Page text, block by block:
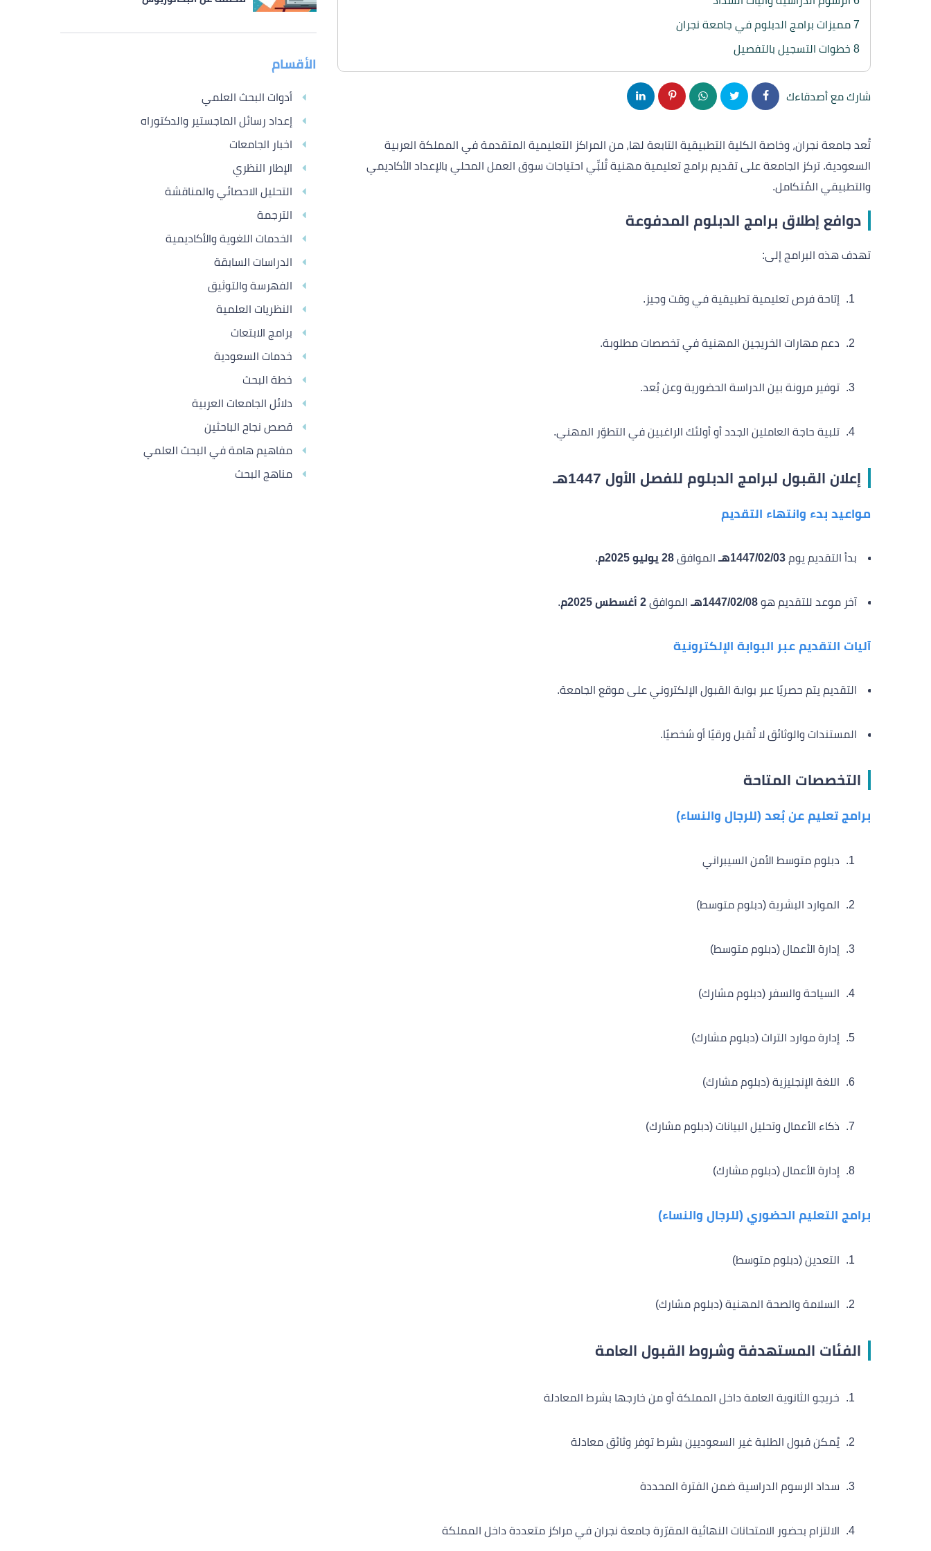
7 مميزات برامج الدبلوم في جامعة نجران
8 خطوات التسجيل بالتفصيل
شارك مع أصدقاءك
تُعد جامعة نجران، وخاصة الكلية التطبيقية التابعة لها، من المراكز التعليمية المتقدمة في المملكة العربية
السعودية. تركز الجامعة على تقديم برامج تعليمية مهنية تُلبِّي احتياجات سوق العمل المحلي بالإعداد الأكاديمي
والتطبيقي المُتكامل.
دوافع إطلاق برامج الدبلوم المدفوعة
تهدف هذه البرامج إلى:
إتاحة فرص تعليمية تطبيقية في وقت وجيز.
دعم مهارات الخريجين المهنية في تخصصات مطلوبة.
توفير مرونة بين الدراسة الحضورية وعن بُعد.
تلبية حاجة العاملين الجدد أو أولئك الراغبين في التطوّر المهني.
إعلان القبول لبرامج الدبلوم للفصل الأول 1447هـ
مواعيد بدء وانتهاء التقديم
بدأ التقديم يوم 1447/02/03هـ الموافق 28 يوليو 2025م .
آخر موعد للتقديم هو 1447/02/08هـ الموافق 2 أغسطس 2025م .
آليات التقديم عبر البوابة الإلكترونية
التقديم يتم حصريًا عبر بوابة القبول الإلكتروني على موقع الجامعة.
المستندات والوثائق لا تُقبل ورقيًا أو شخصيًا.
التخصصات المتاحة
برامج تعليم عن بُعد (للرجال والنساء)
دبلوم متوسط الأمن السيبراني
الموارد البشرية (دبلوم متوسط)
إدارة الأعمال (دبلوم متوسط)
السياحة والسفر (دبلوم مشارك)
إدارة موارد التراث (دبلوم مشارك)
اللغة الإنجليزية (دبلوم مشارك)
ذكاء الأعمال وتحليل البيانات (دبلوم مشارك)
إدارة الأعمال (دبلوم مشارك)
برامج التعليم الحضوري (للرجال والنساء)
التعدين (دبلوم متوسط)
السلامة والصحة المهنية (دبلوم مشارك)
الفئات المستهدفة وشروط القبول العامة
خريجو الثانوية العامة داخل المملكة أو من خارجها بشرط المعادلة
يُمكن قبول الطلبة غير السعوديين بشرط توفر وثائق معادلة
سداد الرسوم الدراسية ضمن الفترة المحددة
الالتزام بحضور الامتحانات النهائية المقرّرة جامعة نجران في مراكز متعددة داخل المملكة
الأقسام
أدوات البحث العلمي
إعداد رسائل الماجستير والدكتوراه
اخبار الجامعات
الإطار النظري
التحليل الاحصائي والمناقشة
الترجمة
الخدمات اللغوية والأكاديمية
الدراسات السابقة
الفهرسة والتوثيق
النظريات العلمية
برامج الابتعاث
خدمات السعودية
خطة البحث
دلائل الجامعات العربية
قصص نجاح الباحثين
مفاهيم هامة في البحث العلمي
مناهج البحث